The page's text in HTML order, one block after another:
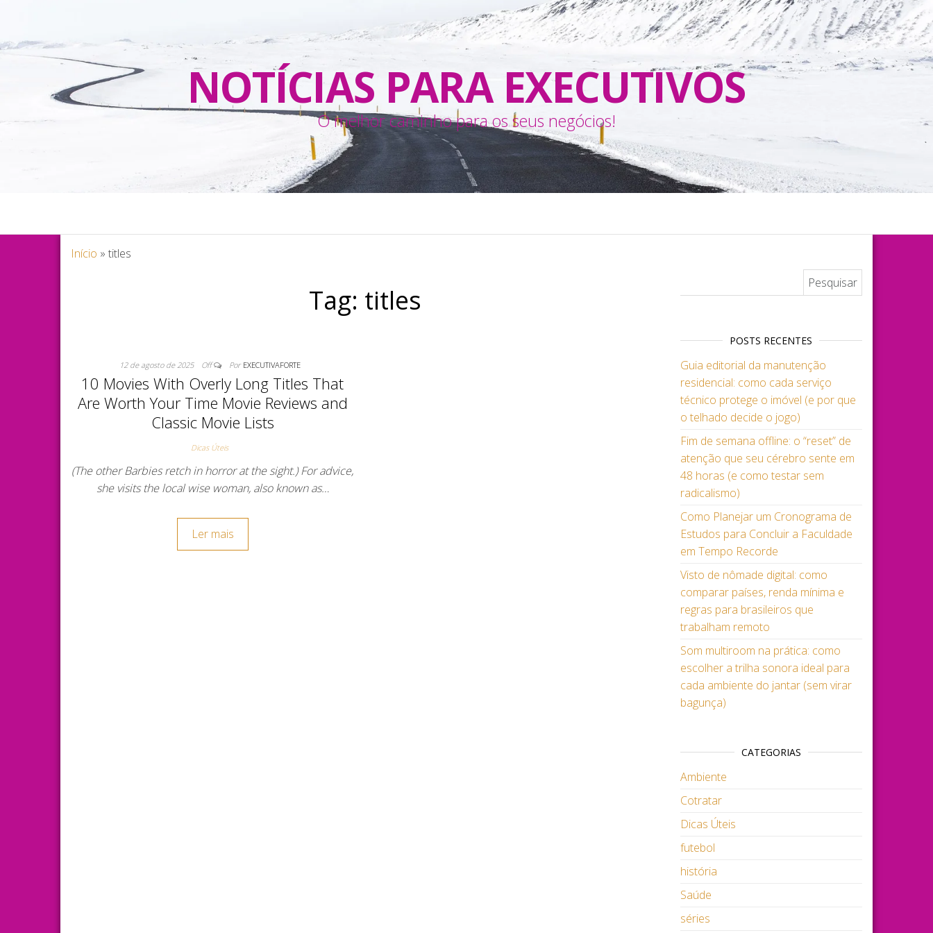
NOTÍCIAS PARA EXECUTIVOS
O melhor caminho para os seus negócios!
Início » titles
Tag: titles
12 de agosto de 2025 Off Por EXECUTIVAFORTE
10 Movies With Overly Long Titles That
Are Worth Your Time Movie Reviews and
Classic Movie Lists
Dicas Úteis
(The other Barbies retch in horror at the sight.) For advice,
she visits the local wise woman, also known as…
Ler mais
POSTS RECENTES
Guia editorial da manutenção
residencial: como cada serviço
técnico protege o imóvel (e por que
o telhado decide o jogo)
Fim de semana offline: o “reset” de
atenção que seu cérebro sente em
48 horas (e como testar sem
radicalismo)
Como Planejar um Cronograma de
Estudos para Concluir a Faculdade
em Tempo Recorde
Visto de nômade digital: como
comparar países, renda mínima e
regras para brasileiros que
trabalham remoto
Som multiroom na prática: como
escolher a trilha sonora ideal para
cada ambiente do jantar (sem virar
bagunça)
CATEGORIAS
Ambiente
Cotratar
Dicas Úteis
futebol
história
Saúde
séries